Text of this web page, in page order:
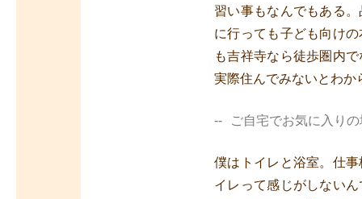
習い事もなんでもある
に行っても子ども向け
も吉祥寺なら徒歩圏内
実際住んでみないとわか
ご自宅でお気に入り
僕はトイレと浴室。仕
イレって感じがしない